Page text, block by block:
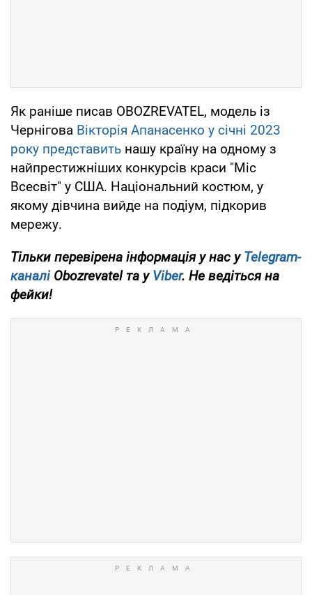
Як раніше писав OBOZREVATEL, модель із
Чернігова Вікторія Апанасенко у січні 2023
року представить нашу країну на одному з
найпрестижніших конкурсів краси "Міс
Всесвіт" у США. Національний костюм, у
якому дівчина вийде на подіум, підкорив
мережу.
Тільки перевірена інформація у нас уTelegram-
каналіObozrevatel та уViber. Не ведіться на
фейки!